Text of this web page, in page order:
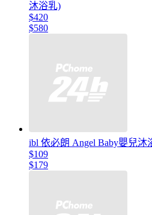
沐浴乳)
$420
$580
ibl 依必朗 Angel Baby嬰兒沐
$109
$179